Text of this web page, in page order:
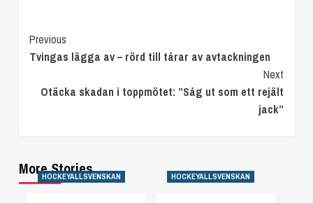
Continue
Reading
Previous
Tvingas lägga av – rörd till tårar av avtackningen
Next
Otäcka skadan i toppmötet: ”Såg ut som ett rejält
jack”
More Stories
HOCKEYALLSVENSKAN HOCKEYALLSVENSKAN